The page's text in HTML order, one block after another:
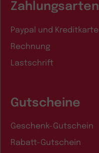
Zahlungsarten
Paypal und Kreditkarte
Rechnung
Lastschrift
Gutscheine
Geschenk-Gutschein
Rabatt-Gutschein